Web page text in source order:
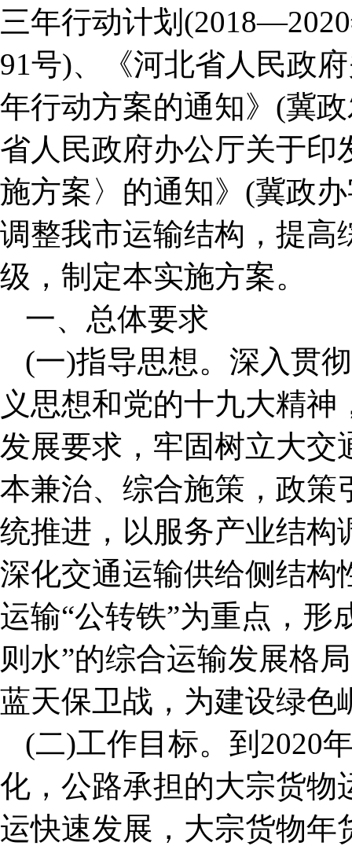
三年行动计划
91号)、《河北省人民政
年行动方案的通知》(冀
省人民政府办公厅关于印
施方案〉的通知》(冀政
调整我市运输结构，提高
级，制定本实施方案。
一、总体要求
(一)指导思想。深入贯
义思想和党的十九大精
发展要求，牢固树立大交
本兼治、综合施策，政策
统推进，以服务产业结构
深化交通运输供给侧结构
运输“公转铁”为重点，形
则水”的综合运输发展格
蓝天保卫战，为建设绿色
(二)工作目标。到2020
化，公路承担的大宗货物
运快速发展，大宗货物年